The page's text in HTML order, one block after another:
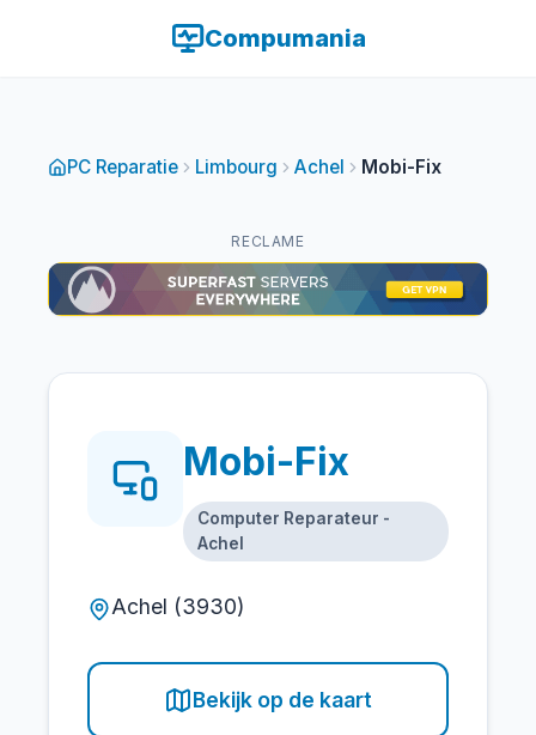
Compumania
PC Reparatie Limbourg Achel Mobi-Fix
RECLAME
Mobi-Fix
Computer Reparateur -
Achel
Achel (3930)
Bekijk op de kaart